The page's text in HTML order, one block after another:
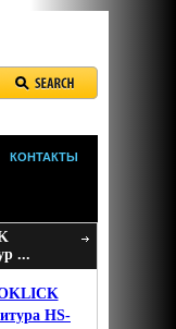
КОНТАКТЫ
...